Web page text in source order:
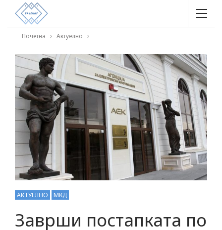
Почетна Актуелно
АКТУЕЛНО МКД
Заврши постапката по